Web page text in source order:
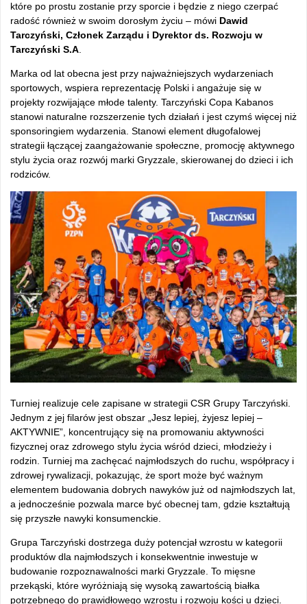
które po prostu zostanie przy sporcie i będzie z niego czerpać
radość również w swoim dorosłym życiu – mówi Dawid
Tarczyński, Członek Zarządu i Dyrektor ds. Rozwoju w
Tarczyński S.A
Marka od lat obecna jest przy najważniejszych wydarzeniach
sportowych, wspiera reprezentację Polski i angażuje się w
projekty rozwijające młode talenty. Tarczyński Copa Kabanos
stanowi naturalne rozszerzenie tych działań i jest czymś więcej niż
sponsoringiem wydarzenia. Stanowi element długofalowej
strategii łączącej zaangażowanie społeczne, promocję aktywnego
stylu życia oraz rozwój marki Gryzzale, skierowanej do dzieci i ich
rodziców.
Turniej realizuje cele zapisane w strategii CSR Grupy Tarczyński.
Jednym z jej filarów jest obszar „Jesz lepiej, żyjesz lepiej –
AKTYWNIE”, koncentrujący się na promowaniu aktywności
fizycznej oraz zdrowego stylu życia wśród dzieci, młodzieży i
rodzin. Turniej ma zachęcać najmłodszych do ruchu, współpracy i
zdrowej rywalizacji, pokazując, że sport może być ważnym
elementem budowania dobrych nawyków już od najmłodszych lat,
a jednocześnie pozwala marce być obecnej tam, gdzie kształtują
się przyszłe nawyki konsumenckie.
Grupa Tarczyński dostrzega duży potencjał wzrostu w kategorii
produktów dla najmłodszych i konsekwentnie inwestuje w
budowanie rozpoznawalności marki Gryzzale. To mięsne
przekąski, które wyróżniają się wysoką zawartością białka
potrzebnego do prawidłowego wzrostu i rozwoju kości u dzieci.